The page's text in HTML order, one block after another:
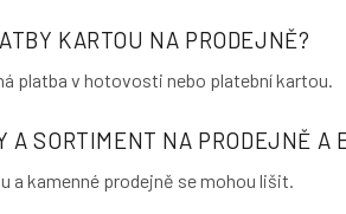
KARTOU NA PRODEJNĚ?
platba v hotovosti nebo platební kartou.
A SORTIMENT NA PRODEJNĚ A
a kamenné prodejně se mohou lišit.